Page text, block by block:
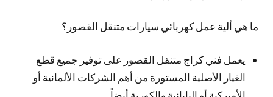
ما هي ألية عمل كهربائي سيارات متنقل القصور؟
يعمل فني كراج متنقل القصور على توفير جميع قطع
الغيار الأصلية المستورة من أهم الشركات الألمانية أو
الأميركية أو اليابانية والكورية أيضاً.